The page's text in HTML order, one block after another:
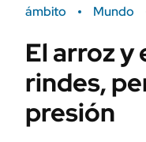
ámbito Mundo
El arroz y
rindes,
presión